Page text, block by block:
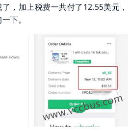
，加上税费一共付了12.55美元，
下。